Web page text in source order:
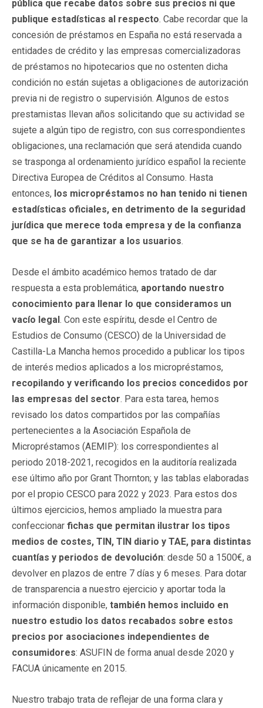
pública que recabe datos sobre sus precios ni que
publique estadísticas al respecto. Cabe recordar que la
concesión de préstamos en España no está reservada a
entidades de crédito y las empresas comercializadoras
de préstamos no hipotecarios que no ostenten dicha
condición no están sujetas a obligaciones de autorización
previa ni de registro o supervisión. Algunos de estos
prestamistas llevan años solicitando que su actividad se
sujete a algún tipo de registro, con sus correspondientes
obligaciones, una reclamación que será atendida cuando
se trasponga al ordenamiento jurídico español la reciente
Directiva Europea de Créditos al Consumo. Hasta
entonces, los micropréstamos no han tenido ni tienen
estadísticas oficiales, en detrimento de la seguridad
jurídica que merece toda empresa y de la confianza
que se ha de garantizar a los usuarios.
Desde el ámbito académico hemos tratado de dar
respuesta a esta problemática, aportando nuestro
conocimiento para llenar lo que consideramos un
vacío legal. Con este espíritu, desde el Centro de
Estudios de Consumo (CESCO) de la Universidad de
Castilla-La Mancha hemos procedido a publicar los tipos
de interés medios aplicados a los micropréstamos,
recopilando y verificando los precios concedidos por
las empresas del sector. Para esta tarea, hemos
revisado los datos compartidos por las compañías
pertenecientes a la Asociación Española de
Micropréstamos (AEMIP): los correspondientes al
periodo 2018-2021, recogidos en la auditoría realizada
ese último año por Grant Thornton; y las tablas elaboradas
por el propio CESCO para 2022 y 2023. Para estos dos
últimos ejercicios, hemos ampliado la muestra para
confeccionar fichas que permitan ilustrar los tipos
medios de costes, TIN, TIN diario y TAE, para distintas
cuantías y periodos de devolución: desde 50 a 1500€, a
devolver en plazos de entre 7 días y 6 meses. Para dotar
de transparencia a nuestro ejercicio y aportar toda la
información disponible, también hemos incluido en
nuestro estudio los datos recabados sobre estos
precios por asociaciones independientes de
consumidores: ASUFIN de forma anual desde 2020 y
FACUA únicamente en 2015.
Nuestro trabajo trata de reflejar de una forma clara y